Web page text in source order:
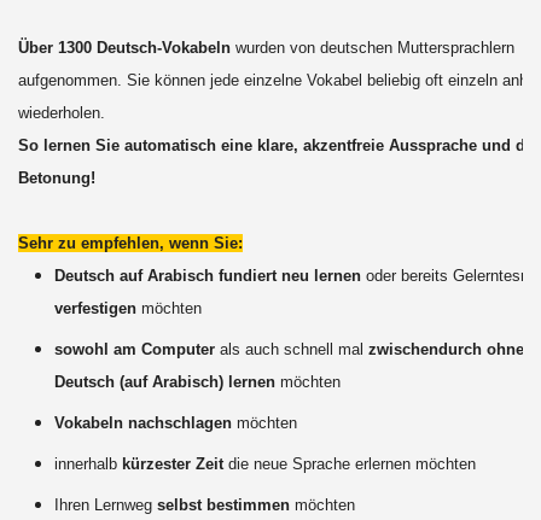
Über 1300 Deutsch-Vokabelnwurden von deutschen Muttersprachlern
aufgenommen. Sie können jede einzelne Vokabel beliebig oft einzeln
wiederholen.
So lernen Sie automatisch eine klare, akzentfreie Aussprache und
Betonung!
Sehr zu empfehlen, wenn Sie:
Deutsch auf Arabisch fundiert neu lernenoder bereits Gelerntes
verfestigenmöchten
sowohl am Computerals auch schnell mal zwischendurch ohne
Deutsch (auf Arabisch) lernenmöchten
Vokabeln nachschlagenmöchten
innerhalb kürzester Zeitdie neue Sprache erlernen möchten
Ihren Lernweg selbst bestimmenmöchten